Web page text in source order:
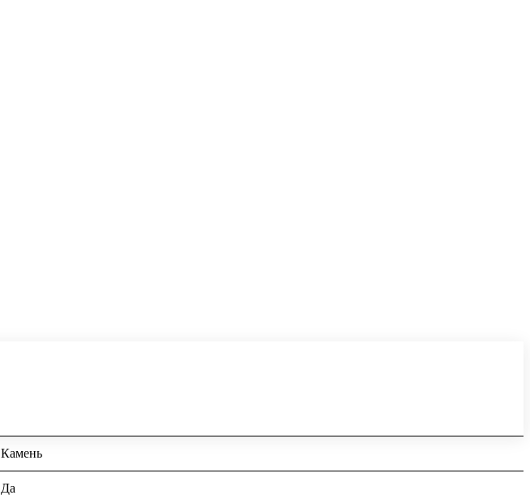
Камень
Да